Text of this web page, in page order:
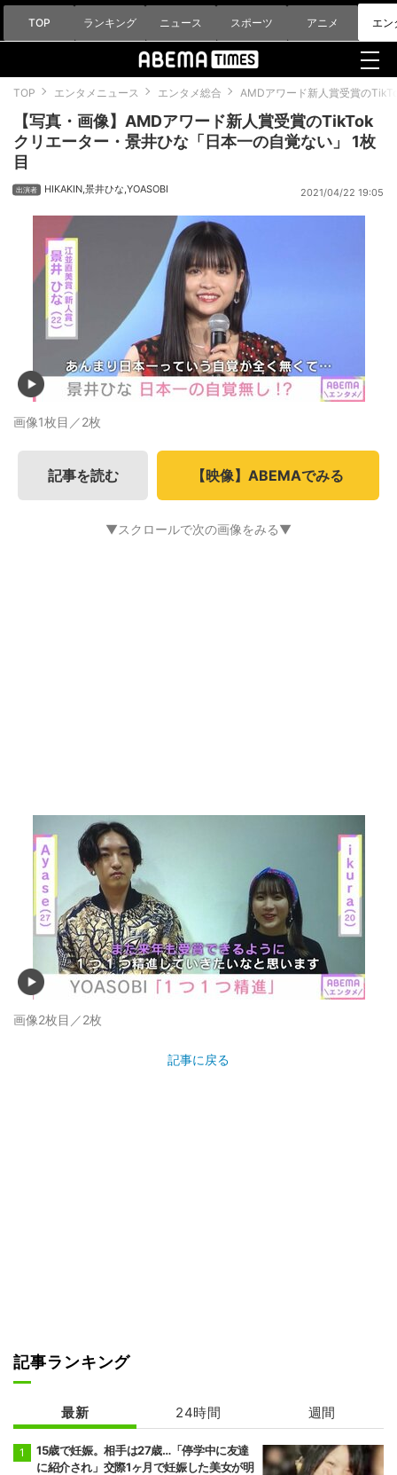
TOP ランキング ニュース スポーツ アニメ エン
TOP エンタメニュース エンタメ総合 AMDアワード新人賞受賞の
【写真・画像】AMDアワード新人賞受賞のTikTok
クリエーター・景井ひな「日本一の自覚ない」 1枚
目
HIKAKIN,景井ひな,YOASOBI 2021/04/22 19:05
画像1枚目／2枚
記事を読む 【映像】ABEMAでみる
▼スクロールで次の画像をみる▼
画像2枚目／2枚
記事に戻る
記事ランキング
最新 24時間 週間
15歳で妊娠。相手は27歳…「停学中に友達
に紹介され」交際1ヶ月で妊娠した美女が明